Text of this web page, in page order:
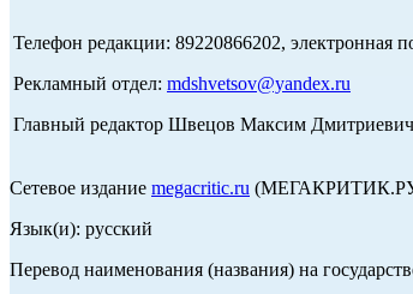
Телефон редакции: 89220866202, электронная
Рекламный отдел: mdshvetsov@yandex.ru
Главный редактор Швецов Максим Дмитриевич
Сетевое издание megacritic.ru
Язык(и): русский
Перевод наименования (названия) на